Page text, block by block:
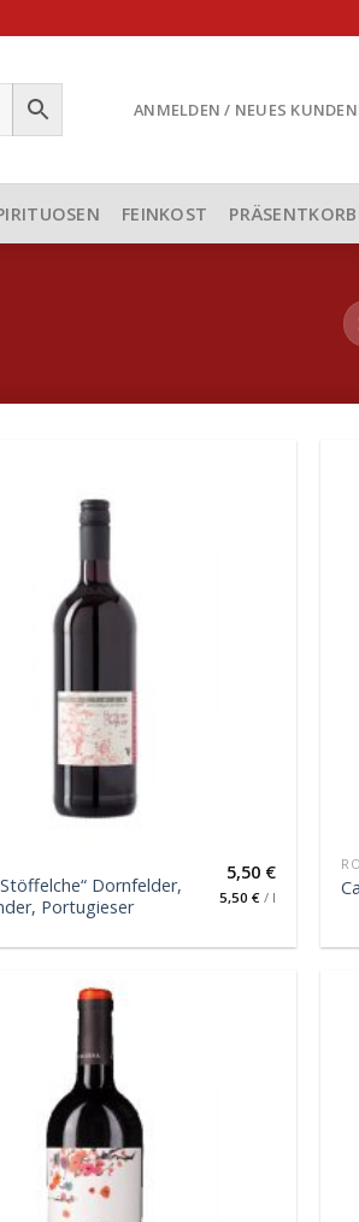
ANMELDEN / NEUES
FEINKOST PRÄSENTKORB
Dornfelder,
Portugieser
5,50 €
5,50 € / l